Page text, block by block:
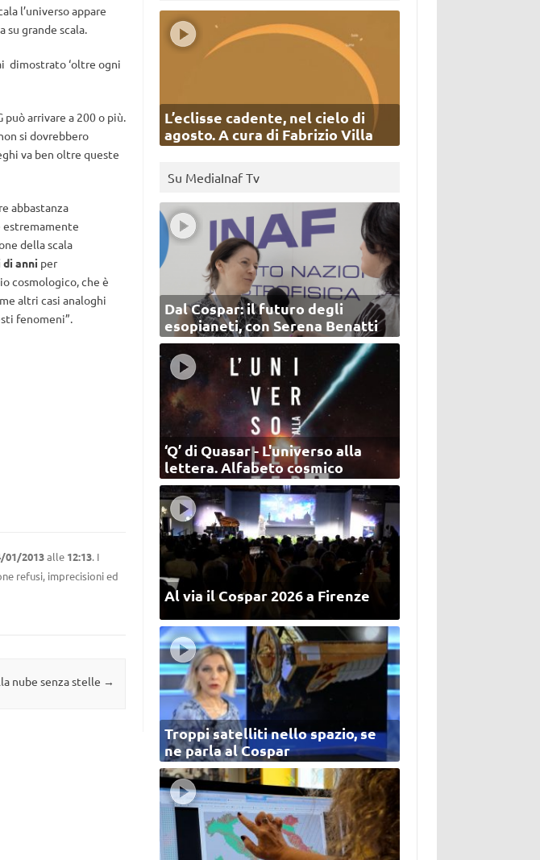
l’universo appare
su grande scala.
dimostrato ‘oltre ogni
può arrivare a 200 o più.
si dovrebbero
va ben oltre queste
abbastanza
estremamente
della scala
anni per
cosmologico, che è
altri casi analoghi
fenomeni”.
01/2013alle 12:13. I
refusi, imprecisioni ed
nube senza stelle →
L’eclisse cadente, nel cielo di
agosto. A cura di Fabrizio Villa
Su MediaInaf Tv
Dal Cospar: il futuro degli
esopianeti, con Serena Benatti
‘Q’ di Quasar - L'universo alla
lettera. Alfabeto cosmico
Al via il Cospar 2026 a Firenze
Troppi satelliti nello spazio, se
ne parla al Cospar